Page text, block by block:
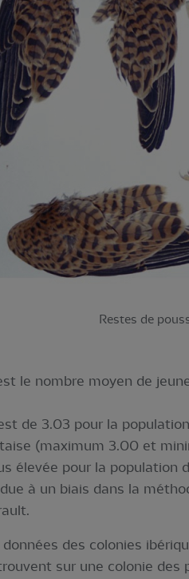
Restes de
le nombre moyen de
de 3.03 pour la
(maximum 3.00 et
élevée pour la population
à un biais dans la
des colonies
sur une colonie des